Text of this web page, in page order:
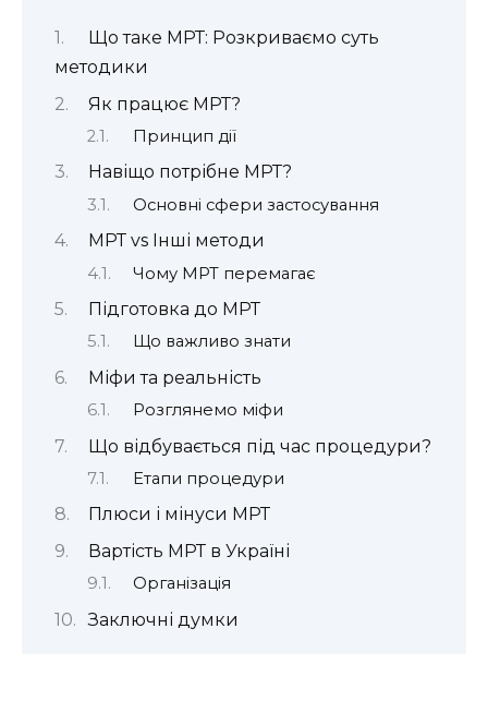
Що таке МРТ: Розкриваємо суть
методики
Як працює МРТ?
Принцип дії
Навіщо потрібне МРТ?
Основні сфери застосування
МРТ vs Інші методи
Чому МРТ перемагає
Підготовка до МРТ
Що важливо знати
Міфи та реальність
Розглянемо міфи
Що відбувається під час процедури?
Етапи процедури
Плюси і мінуси МРТ
Вартість МРТ в Україні
Організація
Заключні думки